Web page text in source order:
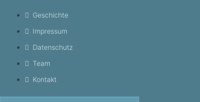
Geschichte
Impressum
Datenschutz
Team
Kontakt